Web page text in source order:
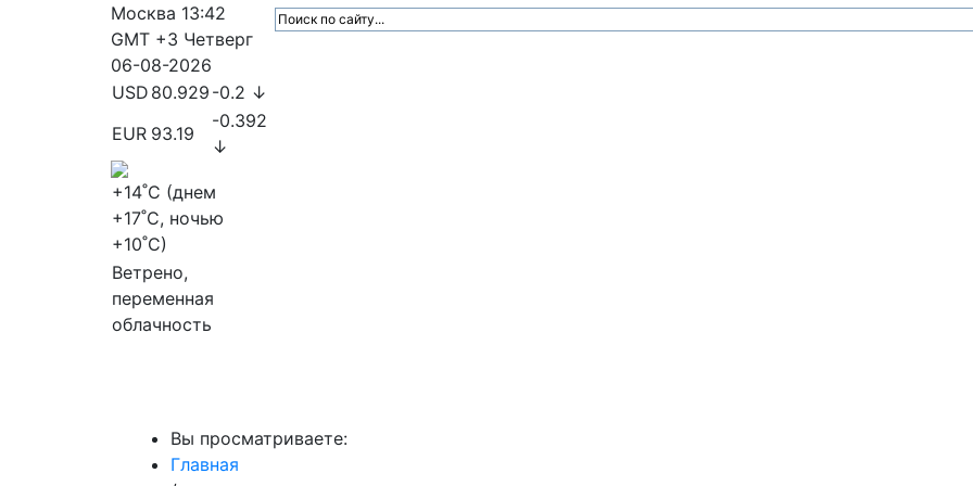
Москва 13:42
GMT +3 Четверг
06-08-2026
USD 80.929 -0.2 ↓
EUR 93.19
-0.392
↓
+14˚C (днем
+17˚C, ночью
+10˚C)
Ветрено,
переменная
облачность
Вы просматриваете:
Главная